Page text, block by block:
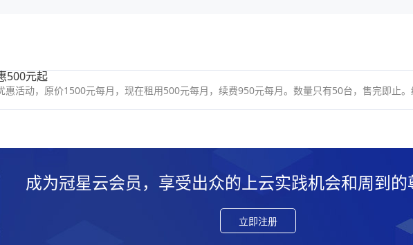
500元起
惠活动，原价1500元每月，现在租用500元每月，续费950元每月。数量只有50台，售完即止
成为冠星云会员，享受出众的上云实践机会和周到
立即注册